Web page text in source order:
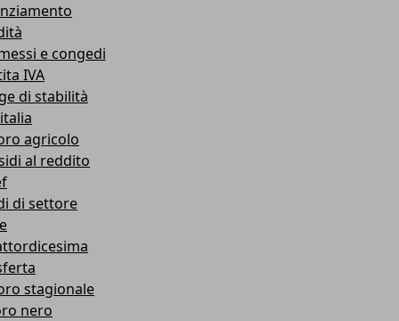
e congedi
IVA
di stabilità
agricolo
al reddito
di settore
stagionale
nero